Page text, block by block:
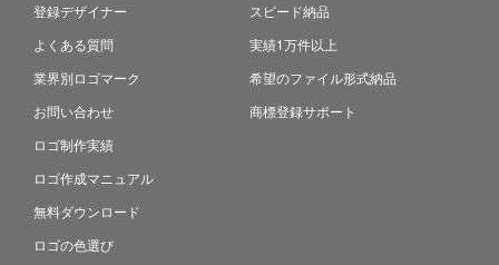
登録デザイナー
よくある質問
業界別ロゴマーク
お問い合わせ
ロゴ制作実績
ロゴ作成マニュアル
無料ダウンロード
ロゴの色選び
スピード納品
実績1万件以上
希望のファイル形式納品
商標登録サポート